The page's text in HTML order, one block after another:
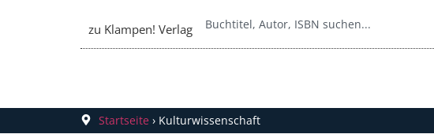
zu Klampen! Verlag
Startseite › Kulturwissenschaft